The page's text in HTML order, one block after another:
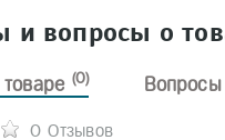
и вопросы о
(0)
0 Отзывов